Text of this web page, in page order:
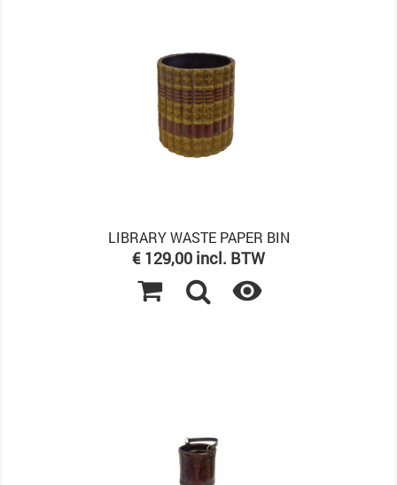
LIBRARY WASTE PAPER BIN
Prijs
€ 129,00 incl. BTW
